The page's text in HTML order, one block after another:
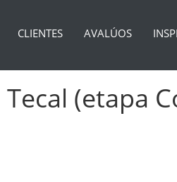
CLIENTES AVALÚOS
(etapa